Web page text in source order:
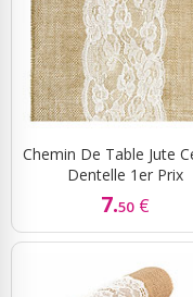
Chemin De Table Jute
Dentelle 1er Prix
7.50 €